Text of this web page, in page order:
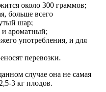
около 300 граммов;
больше всего
шар;
ароматный;
употребления, и для
перевозки.
случае она не самая
3 кг плодов.